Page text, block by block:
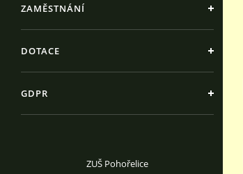
ZAMĚSTNÁNÍ
DOTACE
GDPR
ZUŠ Pohořelice